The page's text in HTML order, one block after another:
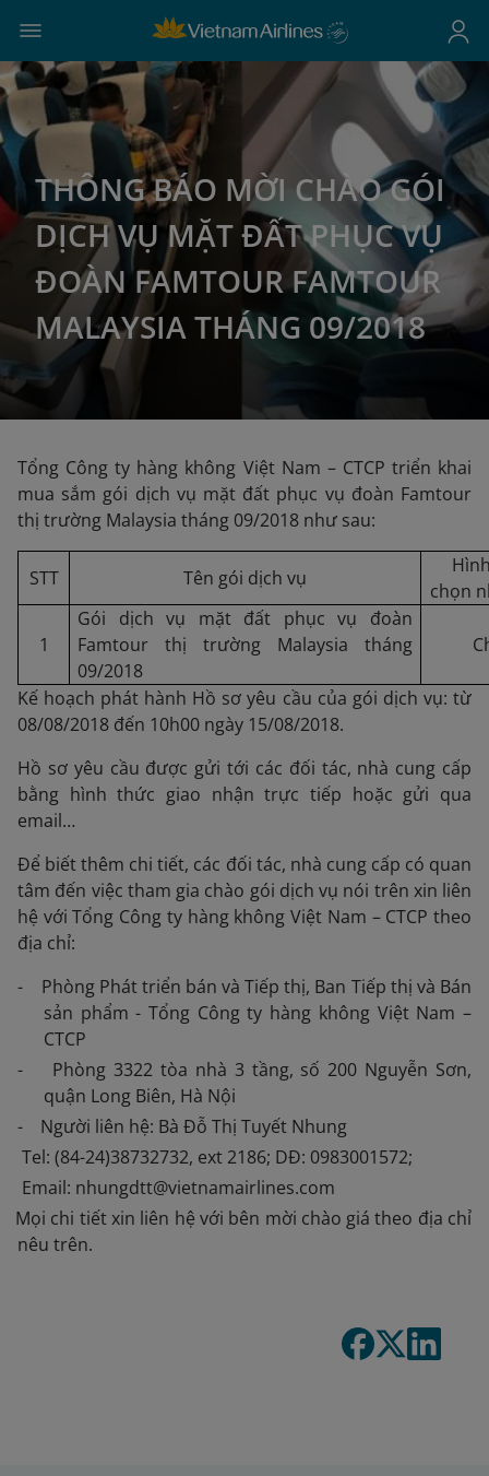
THÔNG BÁO MỜI CHÀO GÓI
DỊCH VỤ MẶT ĐẤT PHỤC VỤ
ĐOÀN FAMTOUR FAMTOUR
MALAYSIA THÁNG 09/2018
Tổng Công ty hàng không Việt Nam – CTCP triển khai
mua sắm gói dịch vụ mặt đất phục vụ đoàn Famtour
thị trường Malaysia tháng 09/2018 như sau:
STT Tên gói dịch vụ
chọn
1
Gói dịch vụ mặt đất phục vụ đoàn
Famtour thị trường Malaysia tháng
09/2018
Kế hoạch phát hành Hồ sơ yêu cầu của gói dịch vụ: từ
08/08/2018 đến 10h00 ngày 15/08/2018.
Hồ sơ yêu cầu được gửi tới các đối tác, nhà cung cấp
bằng hình thức giao nhận trực tiếp hoặc gửi qua
email…
Để biết thêm chi tiết, các đối tác, nhà cung cấp có quan
tâm đến việc tham gia chào gói dịch vụ nói trên xin liên
hệ với Tổng Công ty hàng không Việt Nam – CTCP theo
địa chỉ:
- Phòng Phát triển bán và Tiếp thị, Ban Tiếp thị và Bán
sản phẩm - Tổng Công ty hàng không Việt Nam –
CTCP
- Phòng 3322 tòa nhà 3 tầng, số 200 Nguyễn Sơn,
quận Long Biên, Hà Nội
- Người liên hệ: Bà Đỗ Thị Tuyết Nhung
Tel: (84-24)38732732, ext 2186; DĐ: 0983001572;
Email: nhungdtt@vietnamairlines.com
chi tiết xin liên hệ với bên mời chào giá theo địa chỉ
nêu trên.